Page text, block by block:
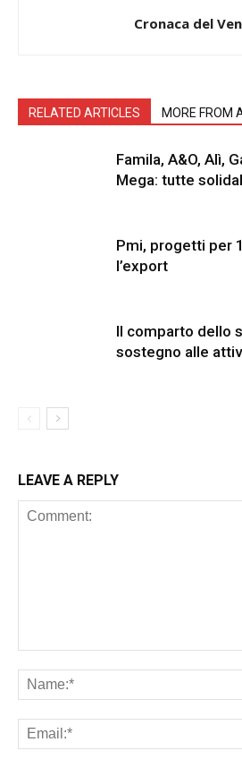
Cronaca del
RELATED ARTICLES MORE FROM
Famila, A&O, Alì,
Mega: tutte
Pmi, progetti per
l’export
Il comparto dello
sostegno alle
LEAVE A REPLY